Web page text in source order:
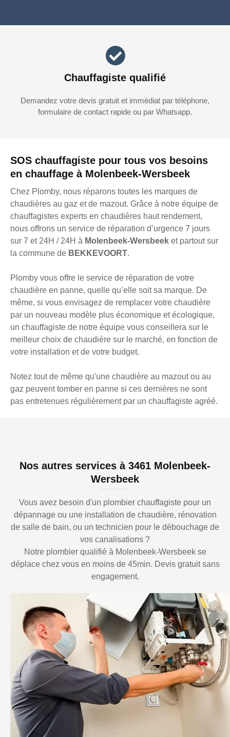
SOS chauffagiste pour tous vos besoins
en chauffage à Molenbeek-Wersbeek
Chez Plomby, nous réparons toutes les marques de
chaudières au gaz et de mazout. Grâce à notre équipe de
chauffagistes experts en chaudières haut rendement,
nous offrons un service de réparation d’urgence 7 jours
sur 7 et 24H / 24H à Molenbeek-Wersbeek et partout sur
la commune de BEKKEVOORT.
Plomby vous offre le service de réparation de votre
chaudière en panne, quelle qu’elle soit sa marque. De
même, si vous envisagez de remplacer votre chaudière
par un nouveau modèle plus économique et écologique,
un chauffagiste de notre équipe vous conseillera sur le
meilleur choix de chaudière sur le marché, en fonction de
votre installation et de votre budget.
Notez tout de même qu'une chaudière au mazout ou au
gaz peuvent tomber en panne si ces dernières ne sont
pas entretenues régulièrement par un chauffagiste agréé.
Chauffagiste qualifié
Demandez votre devis gratuit et immédiat par téléphone,
formulaire de contact rapide ou par Whatsapp.
Nos autres services à 3461 Molenbeek-
Wersbeek
Vous avez besoin d'un plombier chauffagiste pour un
dépannage ou une installation de chaudière, rénovation
de salle de bain, ou un technicien pour le débouchage de
vos canalisations ?
Notre plombier qualifié à Molenbeek-Wersbeek se
déplace chez vous en moins de 45min. Devis gratuit sans
engagement.